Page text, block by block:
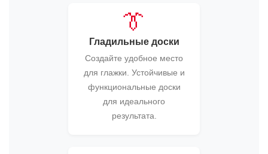
👔
Гладильные доски
Создайте удобное место
для глажки. Устойчивые и
функциональные доски
для идеального
результата.